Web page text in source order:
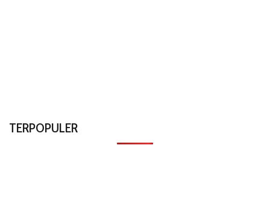
TERPOPULER